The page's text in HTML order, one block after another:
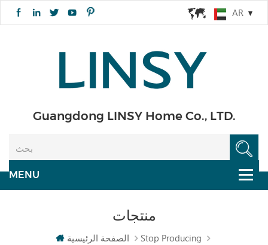
AR
Guangdong LINSY Home Co., LTD.
منتجات
الصفحة الرئيسية
Stop Producing